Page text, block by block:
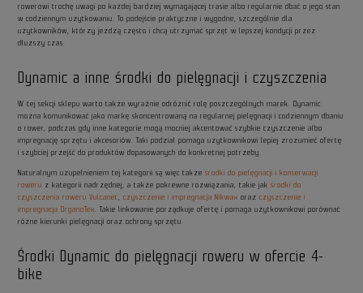
rowerowi trochę uwagi po każdej bardziej wymagającej trasie albo regularnie dbać o jego stan
w codziennym użytkowaniu. To podejście praktyczne i wygodne, szczególnie dla
użytkowników, którzy jeżdżą często i chcą utrzymać sprzęt w lepszej kondycji przez
dłuższy czas.
Dynamic a inne środki do pielęgnacji i czyszczenia
W tej sekcji sklepu warto także wyraźnie odróżnić rolę poszczególnych marek. Dynamic
można komunikować jako markę skoncentrowaną na regularnej pielęgnacji i codziennym dbaniu
o rower, podczas gdy inne kategorie mogą mocniej akcentować szybkie czyszczenie albo
impregnację sprzętu i akcesoriów. Taki podział pomaga użytkownikowi lepiej zrozumieć ofertę
i szybciej przejść do produktów dopasowanych do konkretnej potrzeby.
Naturalnym uzupełnieniem tej kategorii są więc takżeśrodki do pielęgnacji i konserwacji
roweru z kategorii nadrzędnej, a także pokrewne rozwiązania, takie jakśrodki do
czyszczenia roweru Vulcanet,czyszczenie i impregnacja Nikwax orazczyszczenie i
impregnacja OrganoTex. Takie linkowanie porządkuje ofertę i pomaga użytkownikowi porównać
różne kierunki pielęgnacji oraz ochrony sprzętu.
Środki Dynamic do pielęgnacji roweru w ofercie 4-
bike